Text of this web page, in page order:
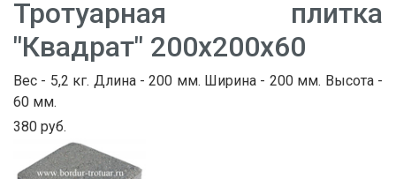
Тротуарная плитка
"Квадрат" 200х200х60
Вес - 5,2 кг. Длина - 200 мм. Ширина - 200 мм. Высота -
60 мм.
380 руб.